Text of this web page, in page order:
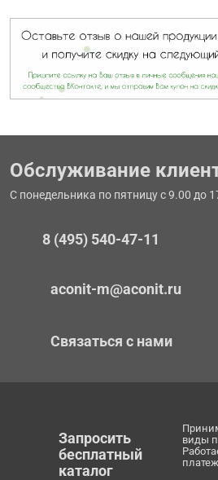
Обслуживание
С понедельника по пятницу с 9.00 до
8 (495) 540-47-11
aconit-m@aconit.ru
Связаться с нами
Запросить
бесплатный
каталог
виды